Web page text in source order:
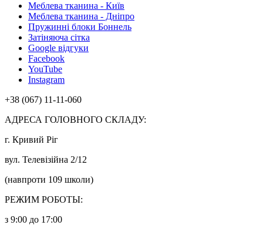
Меблева тканина - Київ
Меблева тканина - Дніпро
Пружинні блоки Боннель
Затіняюча сітка
Google відгуки
Facebook
YouTube
Instagram
+38 (067) 11-11-060
АДРЕСА ГОЛОВНОГО СКЛАДУ:
г. Кривий Ріг
вул. Телевізійна 2/12
(навпроти 109 школи)
РЕЖИМ РОБОТЫ:
з 9:00 до 17:00